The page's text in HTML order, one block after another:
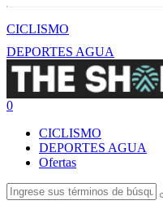
CICLISMO
DEPORTES AGUA
0
CICLISMO
DEPORTES AGUA
Ofertas